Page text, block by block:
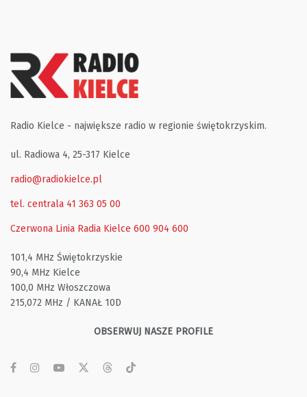
Radio Kielce - największe radio w regionie świętokrzyskim.
ul. Radiowa 4, 25-317 Kielce
radio@radiokielce.pl
tel. centrala 41 363 05 00
Czerwona Linia Radia Kielce 600 904 600
101,4 MHz Świętokrzyskie
90,4 MHz Kielce
100,0 MHz Włoszczowa
215,072 MHz / KANAŁ 10D
OBSERWUJ NASZE PROFILE